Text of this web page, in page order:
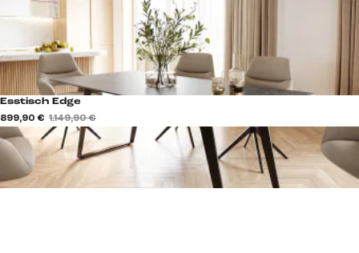
Esstisch Edge
899,90 € 1.149,90 €